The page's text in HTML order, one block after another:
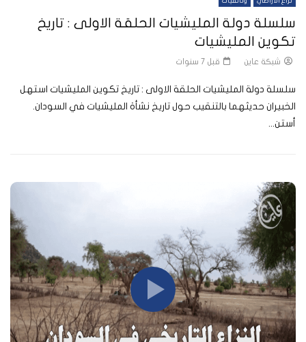
سلسلة دولة المليشيات الحلقة الاولى : تاريخ
تكوين المليشيات
شبكة عاين قبل 7 سنوات
سلسلة دولة المليشيات الحلقة الاولى : تاريخ تكوين المليشيات استهل
الخبيران حديثهما بالتنقيب حول تاريخ نشأة المليشيات في السودان.
أستن...